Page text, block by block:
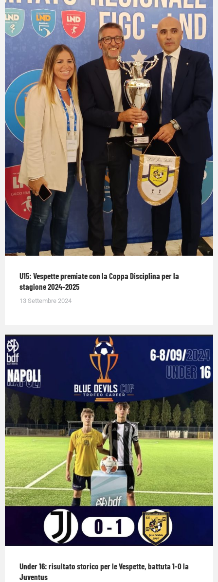
U15: Vespette premiate con la Coppa Disciplina per la
stagione 2024-2025
13 Settembre 2024
Under 16: risultato storico per le Vespette, battuta 1-0 la
Juventus